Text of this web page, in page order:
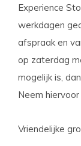
Experience
werkdagen
afspraak en
op zaterdag
mogelijk is,
Neem hiervoor
Vriendelijke